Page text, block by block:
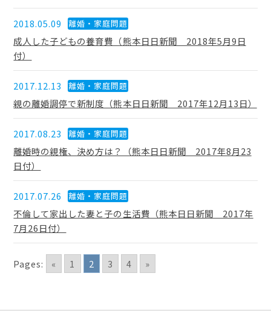
2018.05.09 離婚・家庭問題
成人した子どもの養育費（熊本日日新聞 2018年5月9日
付）
2017.12.13 離婚・家庭問題
親の離婚調停で新制度（熊本日日新聞 2017年12月13日）
2017.08.23 離婚・家庭問題
離婚時の親権、決め方は？（熊本日日新聞 2017年8月23
日付）
2017.07.26 離婚・家庭問題
不倫して家出した妻と子の生活費（熊本日日新聞 2017年
7月26日付）
Pages: « 1 2 3 4 »